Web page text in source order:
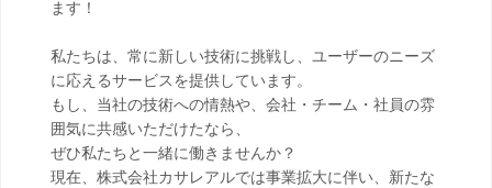
ます！
私たちは、常に新しい技術に挑戦し、ユーザーのニーズ
に応えるサービスを提供しています。
もし、当社の技術への情熱や、会社・チーム・社員の雰
囲気に共感いただけたなら、
ぜひ私たちと一緒に働きませんか？
現在、株式会社カサレアルでは事業拡大に伴い、新たな